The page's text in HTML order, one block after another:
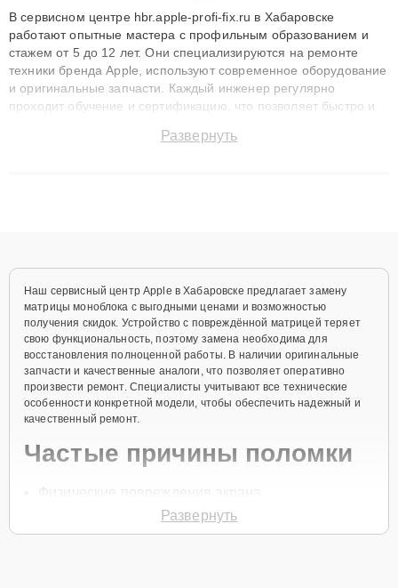
В сервисном центре hbr.apple-profi-fix.ru в Хабаровске
работают опытные мастера с профильным образованием и
стажем от 5 до 12 лет. Они специализируются на ремонте
техники бренда Apple, используют современное оборудование
и оригинальные запчасти. Каждый инженер регулярно
проходит обучение и сертификацию, что позволяет быстро и
сохранением гарантии до 3 лет. Наши мастера решают
Развернуть
Наш сервисный центр Apple в Хабаровске предлагает замену
матрицы моноблока с выгодными ценами и возможностью
получения скидок. Устройство с повреждённой матрицей теряет
свою функциональность, поэтому замена необходима для
восстановления полноценной работы. В наличии оригинальные
запчасти и качественные аналоги, что позволяет оперативно
произвести ремонт. Специалисты учитывают все технические
особенности конкретной модели, чтобы обеспечить надежный и
качественный ремонт.
Частые причины поломки
Появление битых пикселей
Развернуть